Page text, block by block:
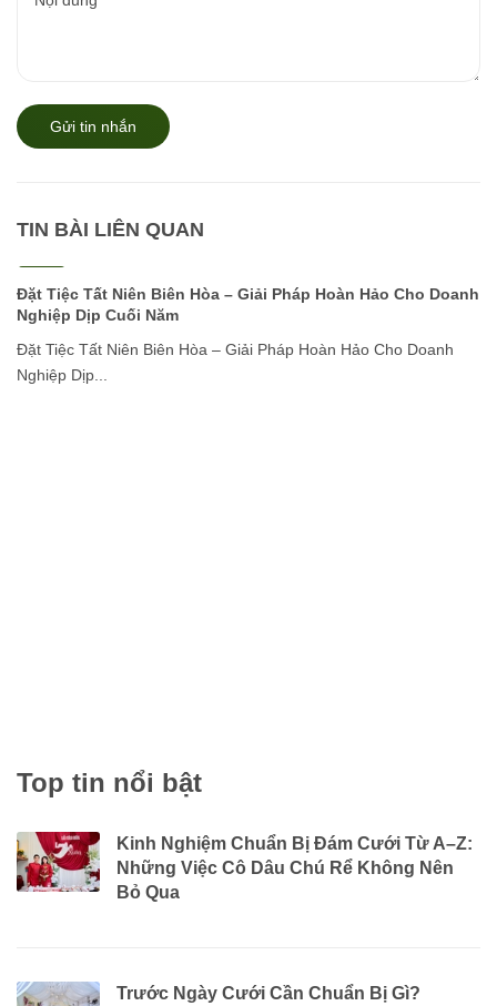
Gửi tin nhắn
TIN BÀI LIÊN QUAN
Top tin nổi bật
Kinh Nghiệm Chuẩn Bị Đám Cưới Từ A–Z:
Những Việc Cô Dâu Chú Rể Không Nên
Bỏ Qua
Trước Ngày Cưới Cần Chuẩn Bị Gì?